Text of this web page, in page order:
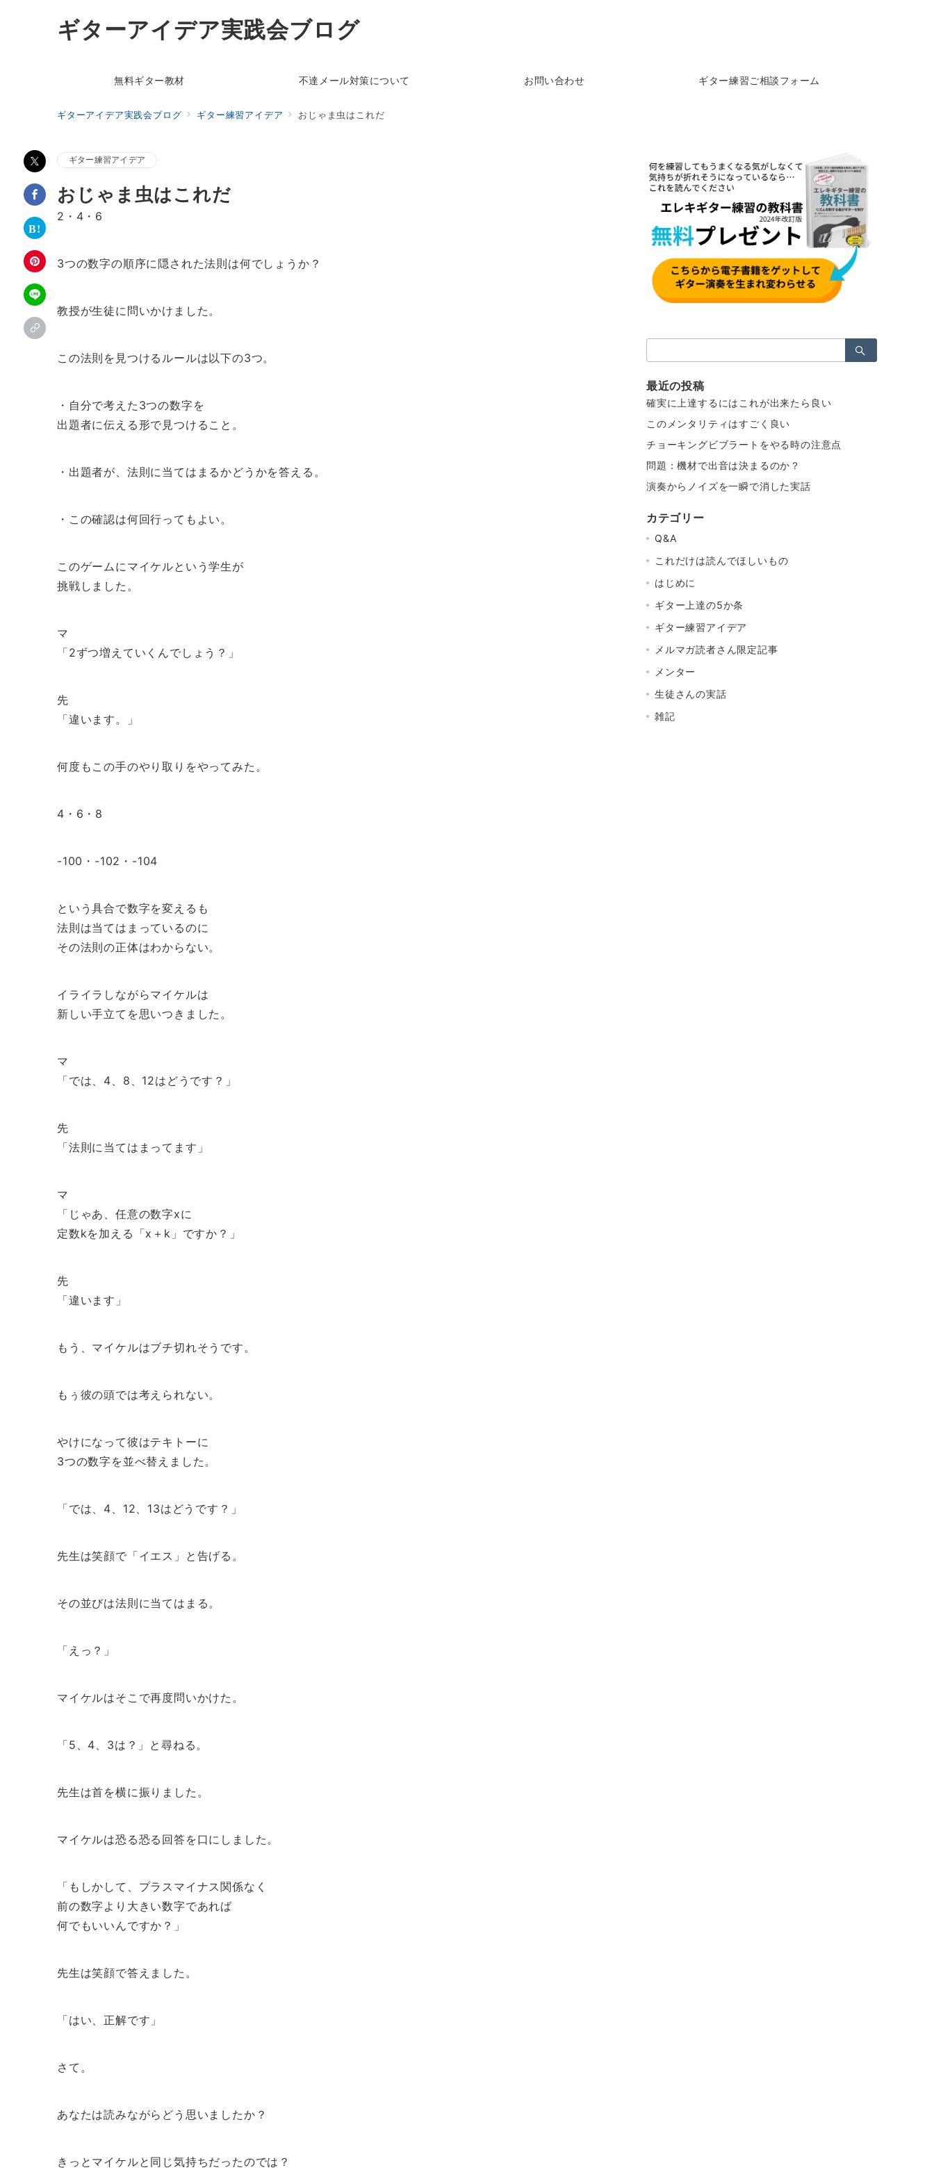
ギターアイデア実践会ブログ
無料ギター教材 不達メール対策について お問い合わせ ギター練習ご相談フォーム
ギターアイデア実践会ブログ ギター練習アイデア おじゃま虫はこれだ
ギター練習アイデア
おじゃま虫はこれだ
2・4・6
3つの数字の順序に隠された法則は何でしょうか？
教授が生徒に問いかけました。
この法則を見つけるルールは以下の3つ。
・自分で考えた3つの数字を
出題者に伝える形で見つけること。
・出題者が、法則に当てはまるかどうかを答える。
・この確認は何回行ってもよい。
このゲームにマイケルという学生が
挑戦しました。
マ
「2ずつ増えていくんでしょう？」
先
「違います。」
何度もこの手のやり取りをやってみた。
4・6・8
-100・-102・-104
という具合で数字を変えるも
法則は当てはまっているのに
その法則の正体はわからない。
イライラしながらマイケルは
新しい手立てを思いつきました。
マ
「では、4、8、12はどうです？」
先
「法則に当てはまってます」
マ
「じゃあ、任意の数字xに
定数kを加える「x＋k」ですか？」
先
「違います」
もう、マイケルはブチ切れそうです。
もぅ彼の頭では考えられない。
やけになって彼はテキトーに
3つの数字を並べ替えました。
「では、4、12、13はどうです？」
先生は笑顔で「イエス」と告げる。
その並びは法則に当てはまる。
「えっ？」
マイケルはそこで再度問いかけた。
「5、4、3は？」と尋ねる。
先生は首を横に振りました。
マイケルは恐る恐る回答を口にしました。
「もしかして、プラスマイナス関係なく
前の数字より大きい数字であれば
何でもいいんですか？」
先生は笑顔で答えました。
「はい、正解です」
さて。
あなたは読みながらどう思いましたか？
きっとマイケルと同じ気持ちだったのでは？
索：
最近の投稿
確実に上達するにはこれが出来たら良い
このメンタリティはすごく良い
チョーキングビブラートをやる時の注意点
問題：機材で出音は決まるのか？
演奏からノイズを一瞬で消した実話
カテゴリー
Q&A
これだけは読んでほしいもの
はじめに
ギター上達の5か条
ギター練習アイデア
メルマガ読者さん限定記事
メンター
生徒さんの実話
雑記